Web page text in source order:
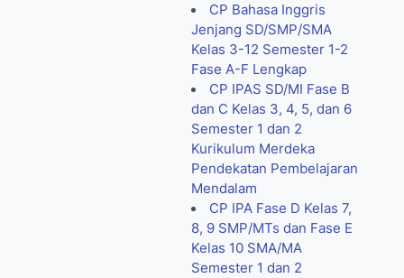
CP Bahasa Inggris
Jenjang SD/SMP/SMA
Kelas 3-12 Semester 1-2
Fase A-F Lengkap
CP IPAS SD/MI Fase B
dan C Kelas 3, 4, 5, dan 6
Semester 1 dan 2
Kurikulum Merdeka
Pendekatan Pembelajaran
Mendalam
CP IPA Fase D Kelas 7,
8, 9 SMP/MTs dan Fase E
Kelas 10 SMA/MA
Semester 1 dan 2